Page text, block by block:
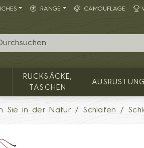
RANGE CAMOUFLAGE
RANGE
RUCKSÄCKE,
TASCHEN
AUSRÜSTUNG
Sie in der Natur Schlafen